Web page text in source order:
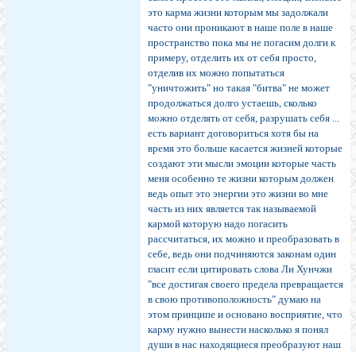
это карма жизни которым мы задолжали
часто они проникают в наше поле в наше
пространство пока мы не погасим долги к
примеру, отделить их от себя просто,
отделив их можно попытаться
"уничтожить" но такая "битва" не может
продолжаться долго устаешь, сколько
можно отделять от себя, разрушать себя ...
есть вариант договориться хотя бы на
время это больше касается жизней которые
создают эти мысли эмоции которые часть
меня особенно те жизни которым должен
ведь опыт это энергии это жизни во мне
часть из них является так называемой
кармой которую надо погасить
рассчитаться, их можно и преобразовать в
себе, ведь они подчиняются законам один
гласит если цитировать слова Ли Хунчжи
"все достигая своего предела превращается
в свою противоположность" думаю на
этом принципе и основано восприятие, что
карму нужно вынести насколько я понял
души в нас находящиеся преобразуют наш